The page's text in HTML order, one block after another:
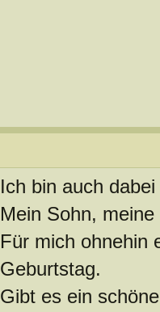
Ich bin auch dabei
Mein Sohn,
Für mich ohnehin
Geburtstag.
Gibt es ein